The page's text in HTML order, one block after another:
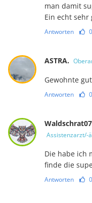
man damit
Ein echt
Antworten 0
ASTRA.
Gewohnte
Antworten 0
Waldschrat07
Assistenzarzt/-
Die habe ich
finde die
Antworten 0